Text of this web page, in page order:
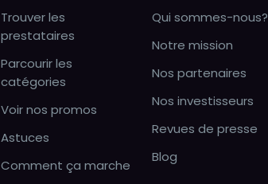
Trouver les
prestataires
Parcourir les
catégories
Voir nos promos
Astuces
Comment ça marche
Qui sommes-nous?
Notre mission
Nos partenaires
Nos investisseurs
Revues de presse
Blog